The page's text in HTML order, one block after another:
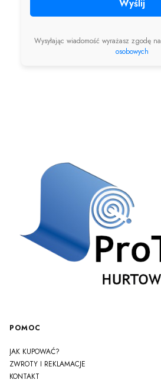
Wyślij
Wysyłając wiadomość wyrażasz zgodę na
osobowych
Linki w stopce
POMOC
JAK KUPOWAĆ?
ZWROTY I REKLAMACJE
KONTAKT